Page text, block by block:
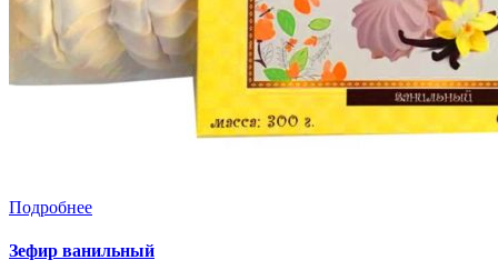
Подробнее
Зефир ванильный